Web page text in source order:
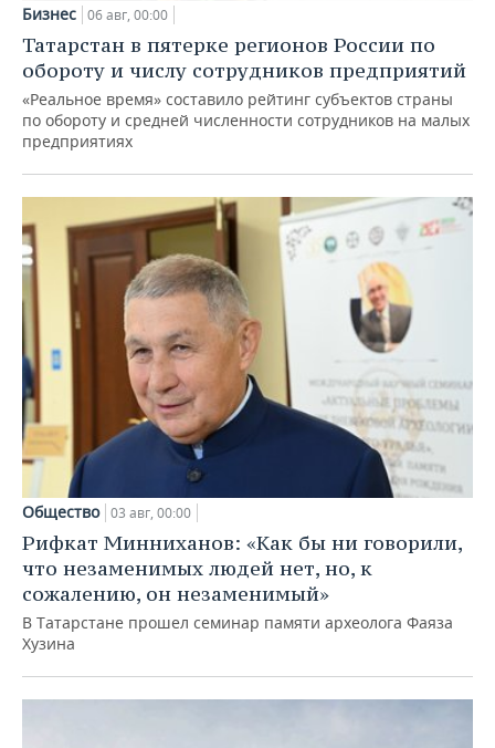
Бизнес 06 авг, 00:00
Татарстан в пятерке регионов России по
обороту и числу сотрудников предприятий
«Реальное время» составило рейтинг субъектов страны
по обороту и средней численности сотрудников на малых
предприятиях
Общество 03 авг, 00:00
Рифкат Минниханов: «Как бы ни говорили,
что незаменимых людей нет, но, к
сожалению, он незаменимый»
В Татарстане прошел семинар памяти археолога Фаяза
Хузина